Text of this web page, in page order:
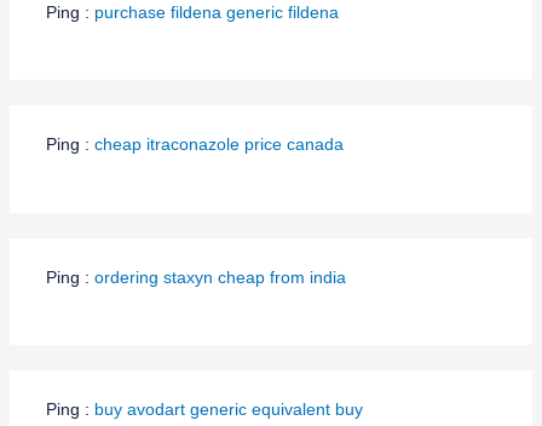
Ping : purchase fildena generic fildena
Ping : cheap itraconazole price canada
Ping : ordering staxyn cheap from india
Ping : buy avodart generic equivalent buy